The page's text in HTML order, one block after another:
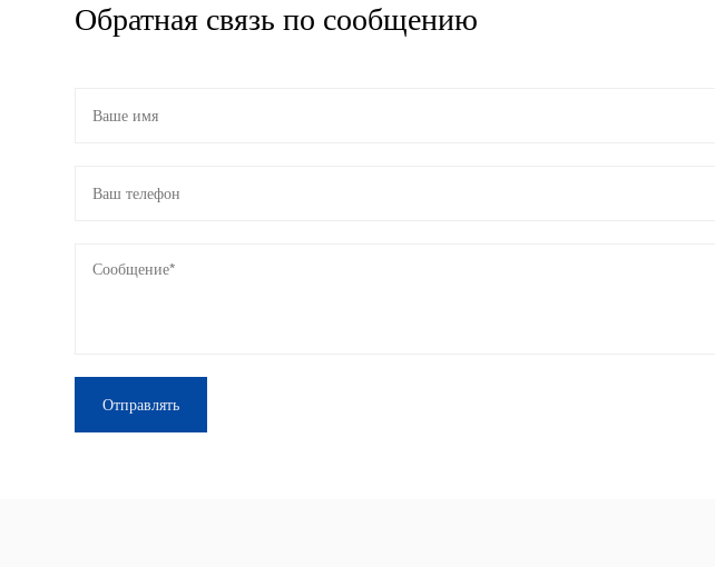
Обратная связь по сообщению